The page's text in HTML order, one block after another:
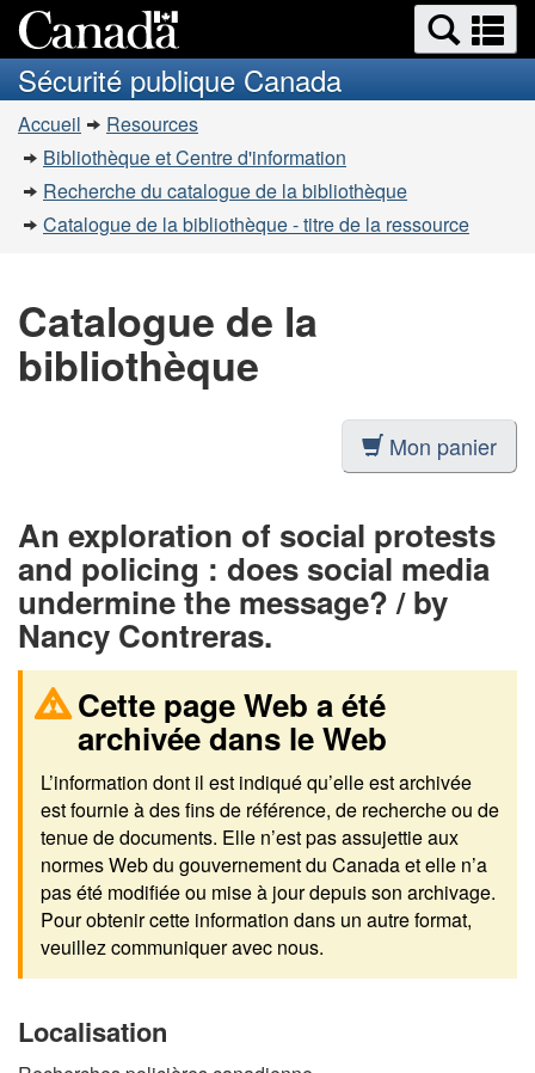
au
contenu
à
la
simplifiée
Recherche
et
menus
et
Sécurité publique Canada
Vous
êtes
ici
Accueil
Resources
Bibliothèque et Centre d'information
Recherche du catalogue de la bibliothèque
Catalogue de la bibliothèque - titre de la ressource
Catalogue de la
bibliothèque
Mon panier
An exploration of social protests
and policing : does social media
undermine the message? / by
Nancy Contreras.
Cette page Web a été
archivée dans le Web
L’information dont il est indiqué qu’elle est archivée
est fournie à des fins de référence, de recherche ou de
tenue de documents. Elle n’est pas assujettie aux
normes Web du gouvernement du Canada et elle n’a
pas été modifiée ou mise à jour depuis son archivage.
Pour obtenir cette information dans un autre format,
veuillez communiquer avec nous.
Localisation